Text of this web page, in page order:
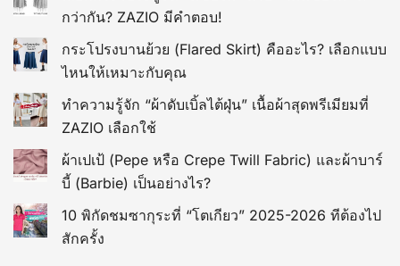
options
be
chosen
the
page
กว่ากัน? ZAZIO มีคำตอบ!
กระโปรงบานย้วย (Flared Skirt) คืออะไร? เลือกแบบ
ไหนให้เหมาะกับคุณ
ทำความรู้จัก “ผ้าดับเบิ้ลไต้ฝุ่น” เนื้อผ้าสุดพรีเมียมที่
ZAZIO เลือกใช้
ผ้าเปเป้ (Pepe หรือ Crepe Twill Fabric) และผ้าบาร์
บี้ (Barbie) เป็นอย่างไร?
10 พิกัดชมซากุระที่ “โตเกียว” 2025-2026 ทีต้องไป
สักครั้ง